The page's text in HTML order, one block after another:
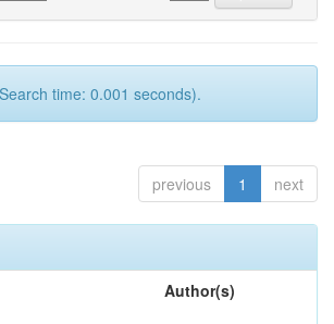
time: 0.001 seconds).
previous 1 next
Author(s)